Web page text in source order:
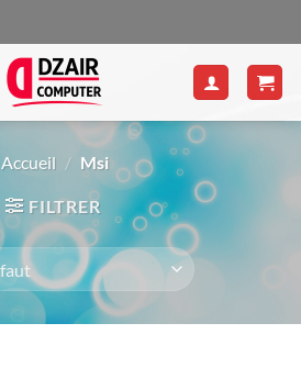
Accueil / Msi
FILTRER